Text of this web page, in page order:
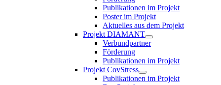
Publikationen im Projekt
Poster im Projekt
Aktuelles aus dem Projekt
Projekt DIAMANT
Verbundpartner
Förderung
Publikationen im Projekt
Projekt CovStress
Publikationen im Projekt